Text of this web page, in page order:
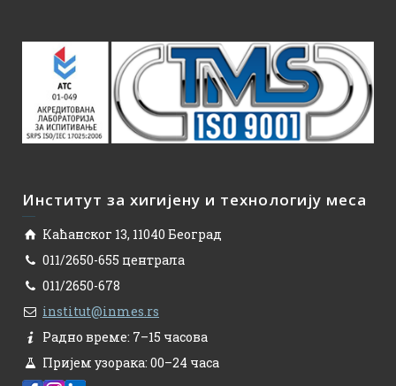
Институт за хигијену и технологију меса
Каћанског 13, 11040 Београд
011/2650-655 централа
011/2650-678
institut@inmes.rs
Радно време: 7–15 часова
Пријем узорака: 00–24 часа